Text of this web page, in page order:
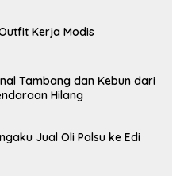
Kerja Modis
Tambang dan Kebun dari
Hilang
Jual Oli Palsu ke Edi